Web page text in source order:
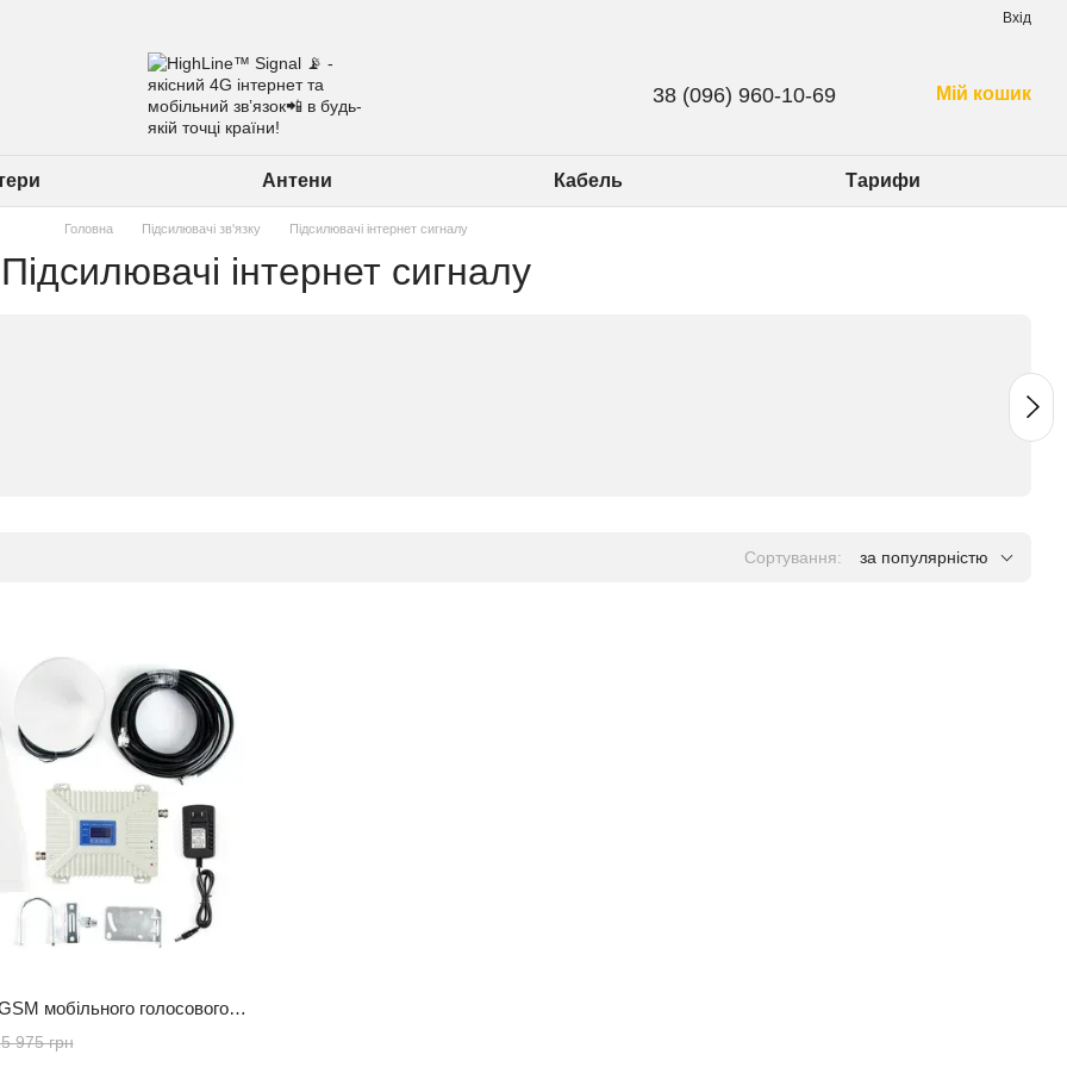
Вхід
38 (096) 960-10-69 Мій кошик
Антени Кабель Тарифи
Головна Підсилювачі зв'язку Підсилювачі інтернет сигналу
Підсилювачі інтернет сигналу
Сортування: за популярністю
Підсилювач GSM мобільного голосового зв'язку та інтернет HighLine VoicePro (900/1800/2100 МГц)
975 грн